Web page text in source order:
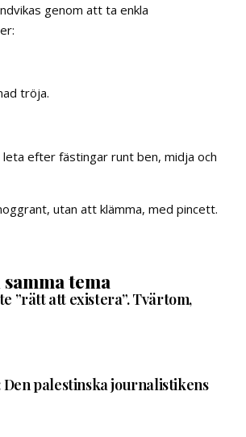
genom att ta enkla
tröja.
leta efter fästingar runt ben, midja och
utan att klämma, med pincett.
tema
”rätt att existera”. Tvärtom,
palestinska journalistikens